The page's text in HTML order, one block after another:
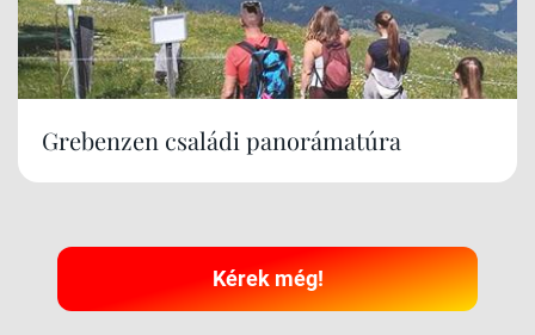
Grebenzen családi panorámatúra
Kérek még!